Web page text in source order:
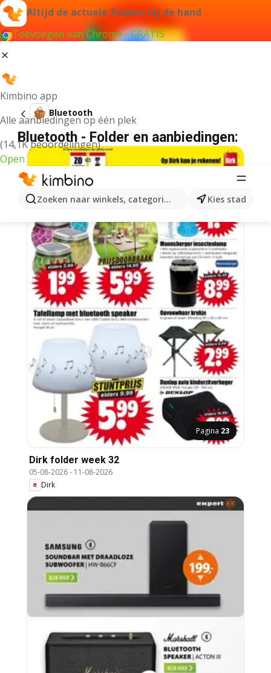
Altijd de actuele folders bij de hand
Toevoegen aan Chrome - GRATIS
Kimbino app
Alle aanbiedingen op één plek
(14,1K beoordelingen)
Open
Zoeken naar winkels, categorieën, producten...
Kies stad
Bluetooth
Bluetooth - Folder en aanbiedingen:
Pagina 23
Dirk folder week 32
05-08-2026- 11-08-2026
Dirk